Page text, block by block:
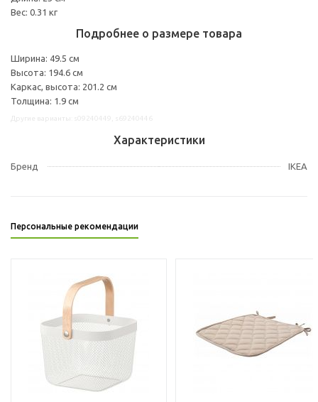
Вес: 0.31 кг
Подробнее о размере товара
Ширина: 49.5 см
Высота: 194.6 см
Каркас, высота: 201.2 см
Толщина: 1.9 см
Характеристики
Бренд IKEA
Персональные рекомендации